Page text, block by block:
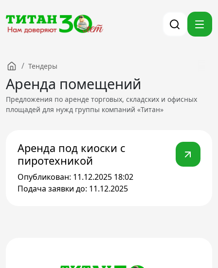
Компания
Партнерам
Тендеры
Контакты
Версия для слабовидящих
/ Тендеры
Аренда помещений
Предложения по аренде торговых, складских и офисных
площадей для нужд группы компаний «Титан»
Аренда под киоски с
пиротехникой
Опубликован: 11.12.2025 18:02
Подача заявки до: 11.12.2025